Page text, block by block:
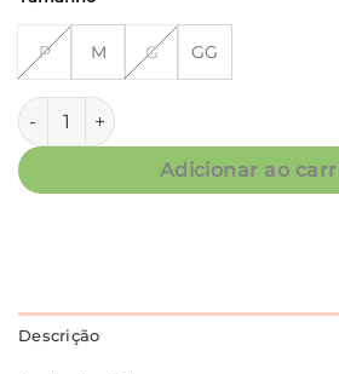
P M G GG
Bata Manga Curta - Fluity Conchas
Adicionar ao
Descrição